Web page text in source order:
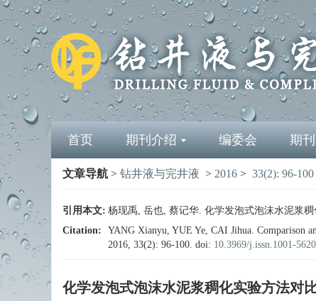
首页 期刊介绍 编委会 期
文章导航 > 钻井液与完井液 > 2016 > 33(2): 96-100
引用本文: 杨现禹, 岳也, 蔡记华. 化学发泡式泡沫水泥浆
Citation:
YANG Xianyu, YUE Ye, CAI Jihua. Comparison
2016, 33(2): 96-100. doi: 10.3969/j.issn.1001-
化学发泡式泡沫水泥浆稠化实验方法对